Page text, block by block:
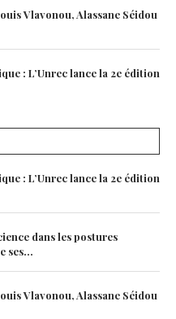
Vlavonou, Alassane Séidou
: L’Unrec lance la 2e édition
: L’Unrec lance la 2e édition
dans les postures
ses...
Vlavonou, Alassane Séidou